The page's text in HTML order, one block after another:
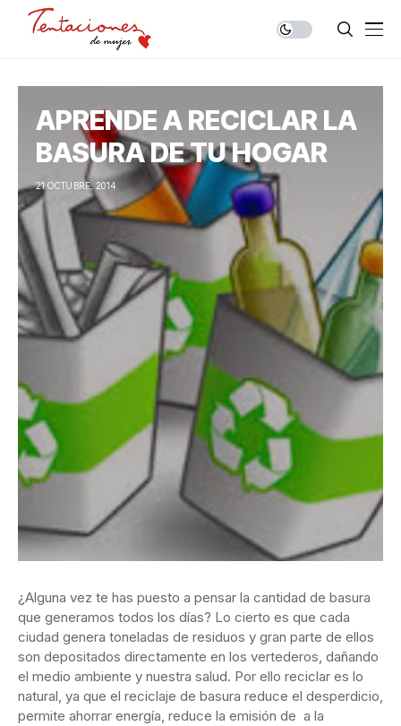
APRENDE A RECICLAR LA
BASURA DE TU HOGAR
21 OCTUBRE, 2014
¿Alguna vez te has puesto a pensar la cantidad de basura
que generamos todos los días? Lo cierto es que cada
ciudad genera toneladas de residuos y gran parte de ellos
son depositados directamente en los vertederos, dañando
el medio ambiente y nuestra salud. Por ello reciclar es lo
natural, ya que el reciclaje de basura reduce el desperdicio,
permite ahorrar energía, reduce la emisión de a la